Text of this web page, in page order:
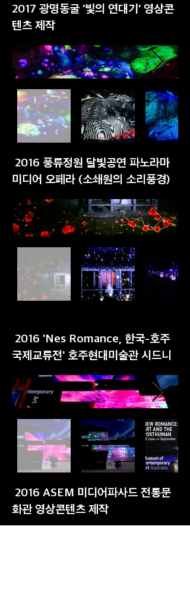
2017 광명동굴 '빛의 연대기' 영상콘
텐츠 제작
2016 풍류정원 달빛공연 파노라마
미디어 오페라 (소쇄원의 소리풍경)
2016 'Nes Romance, 한국-호주
국제교류전' 호주현대미술관 시드니
2016 ASEM 미디어파사드 전통문
화관 영상콘텐츠 제작